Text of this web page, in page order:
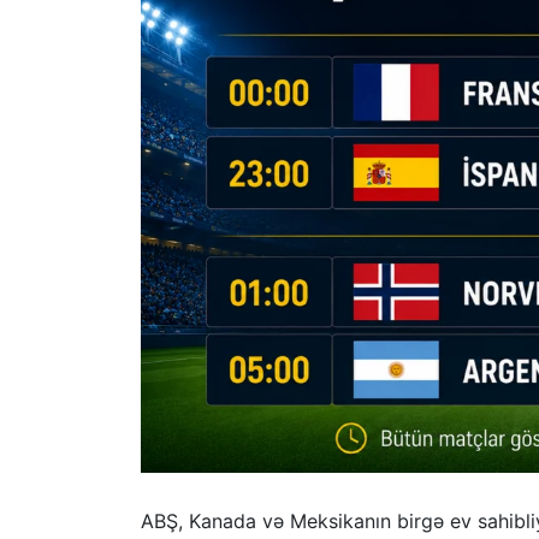
ABŞ, Kanada və Meksikanın birgə ev